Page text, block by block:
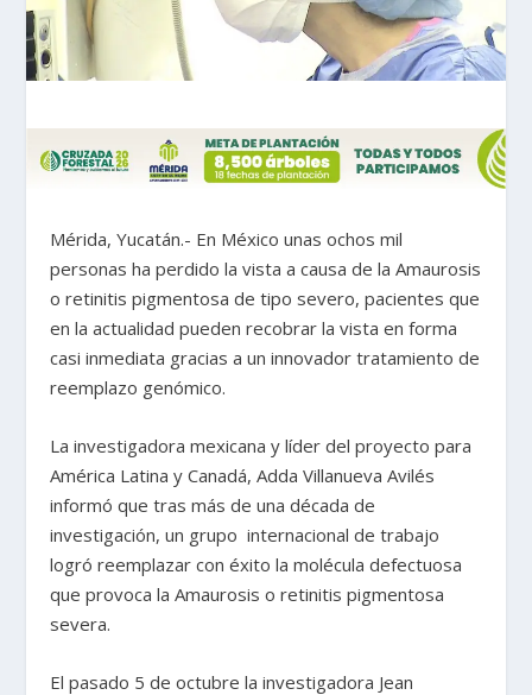
Mérida, Yucatán.- En México unas ochos mil
personas ha perdido la vista a causa de la Amaurosis
o retinitis pigmentosa de tipo severo, pacientes que
en la actualidad pueden recobrar la vista en forma
casi inmediata gracias a un innovador tratamiento de
reemplazo genómico.
La investigadora mexicana y líder del proyecto para
América Latina y Canadá, Adda Villanueva Avilés
informó que tras más de una década de
investigación, un grupo internacional de trabajo
logró reemplazar con éxito la molécula defectuosa
que provoca la Amaurosis o retinitis pigmentosa
severa.
El pasado 5 de octubre la investigadora Jean